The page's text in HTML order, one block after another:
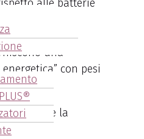
alle batterie
è che
una
con pesi
è anche la
di